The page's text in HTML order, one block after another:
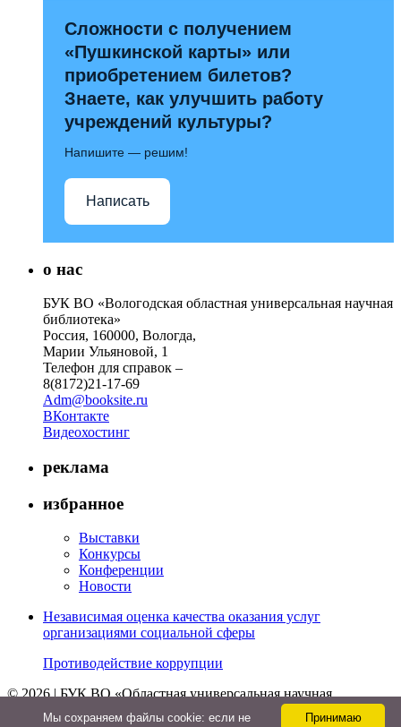
Сложности с получением
«Пушкинской карты» или
приобретением билетов?
Знаете, как улучшить работу
учреждений культуры?
Напишите — решим!
Написать
о нас
БУК ВО «Вологодская областная универсальная научная
библиотека»
Россия, 160000, Вологда,
Марии Ульяновой, 1
Телефон для справок –
8(8172)21-17-69
Adm@booksite.ru
ВКонтакте
Видеохостинг
реклама
избранное
Выставки
Конкурсы
Конференции
Новости
Независимая оценка качества оказания услуг
организациями социальной сферы
Противодействие коррупции
© 2026 | БУК ВО «Областная универсальная научная
библиотека»
Принимаю
Мы cохраняем файлы cookie: если не